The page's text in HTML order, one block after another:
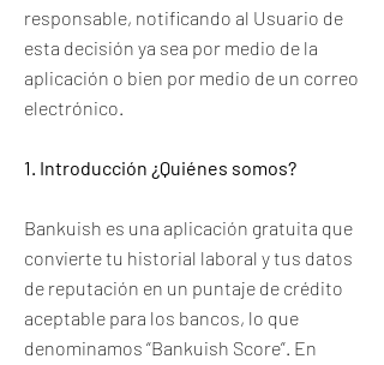
responsable, notificando al Usuario de
esta decisión ya sea por medio de la
aplicación o bien por medio de un correo
electrónico.
1. Introducción ¿Quiénes somos?
Bankuish es una aplicación gratuita que
convierte tu historial laboral y tus datos
de reputación en un puntaje de crédito
aceptable para los bancos, lo que
denominamos “Bankuish Score”. En